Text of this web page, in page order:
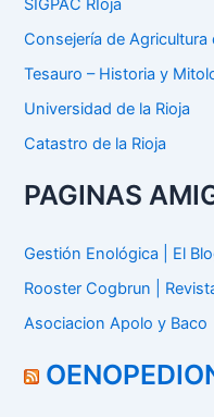
SIGPAC RIoja
Consejería de Agricultura
Tesauro – Historia y
Universidad de la Rioja
Catastro de la Rioja
PAGINAS
Gestión Enológica | El
Rooster Cogbrun |
Asociacion Apolo y Baco